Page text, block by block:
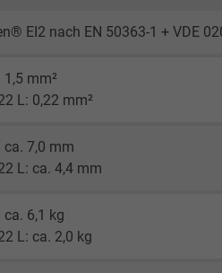
EI2 nach EN 50363-1 + VDE
1,5 mm²
L: 0,22 mm²
ca. 7,0 mm
L: ca. 4,4 mm
ca. 6,1 kg
L: ca. 2,0 kg